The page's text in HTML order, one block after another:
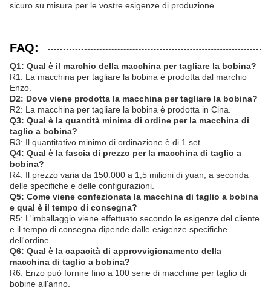
sicuro su misura per le vostre esigenze di produzione.
FAQ:
Q1: Qual è il marchio della macchina per tagliare la bobina?
R1: La macchina per tagliare la bobina è prodotta dal marchio
Enzo.
D2: Dove viene prodotta la macchina per tagliare la bobina?
R2: La macchina per tagliare la bobina è prodotta in Cina.
Q3: Qual è la quantità minima di ordine per la macchina di
taglio a bobina?
R3: Il quantitativo minimo di ordinazione è di 1 set.
Q4: Qual è la fascia di prezzo per la macchina di taglio a
bobina?
R4: Il prezzo varia da 150.000 a 1,5 milioni di yuan, a seconda
delle specifiche e delle configurazioni.
Q5: Come viene confezionata la macchina di taglio a bobina
e qual è il tempo di consegna?
R5: L'imballaggio viene effettuato secondo le esigenze del cliente
e il tempo di consegna dipende dalle esigenze specifiche
dell'ordine.
Q6: Qual è la capacità di approvvigionamento della
macchina di taglio a bobina?
R6: Enzo può fornire fino a 100 serie di macchine per taglio di
bobine all'anno.